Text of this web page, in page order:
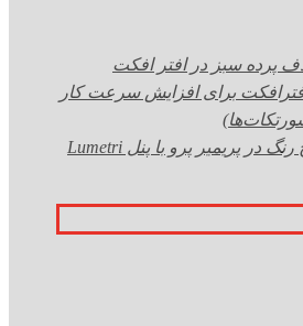
پرده سبز در افتر افکت
افترافکت برای افزایش سرعت کار
آموزش کامل اصلاح رنگ در پریمیر پرو با پنل Lumetri